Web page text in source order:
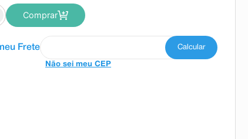
Comprar
Não sei meu CEP